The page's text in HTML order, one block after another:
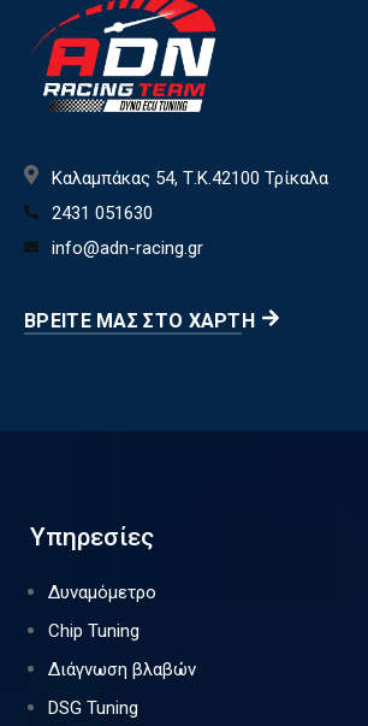
Καλαμπάκας 54, Τ.Κ.42100 Τρίκαλα
2431 051630
info@adn-racing.gr
ΒΡΕΊΤΕ ΜΑΣ ΣΤΟ ΧΆΡΤΗ
Υπηρεσίες
Δυναμόμετρο
Chip Tuning
Διάγνωση βλαβών
DSG Tuning